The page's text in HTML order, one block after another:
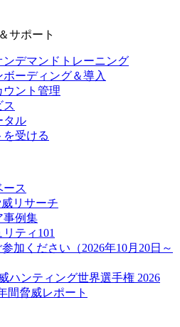
サポート
ンデマンドトレーニング
ーディング＆導入
ウント管理
ス
タル
受ける
ース
リサーチ
事例集
ティ101
加ください（2026年10月20日～
ハンティング世界選手権 2026
間脅威レポート